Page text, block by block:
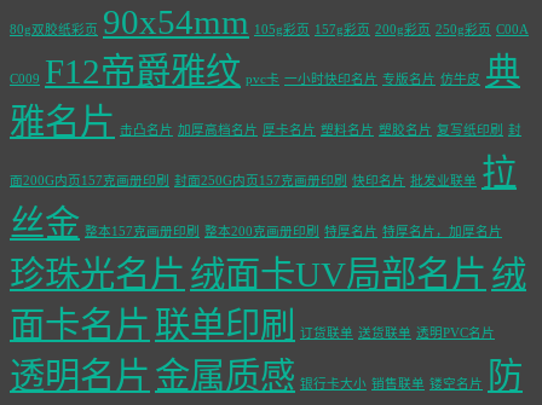
80g双胶纸彩页 90x54mm 105g彩页 157g彩页 200g彩页 250g彩页 C00A
C009 F12帝爵雅纹 pvc卡 一小时快印名片 专版名片 仿牛皮 典
雅名片 击凸名片 加厚高档名片 厚卡名片 塑料名片 塑胶名片 复写纸印刷 封
面200G内页157克画册印刷 封面250G内页157克画册印刷 快印名片 批发业联单 拉
丝金 整本157克画册印刷 整本200克画册印刷 特厚名片 特厚名片，加厚名片
珍珠光名片 绒面卡UV局部名片 绒
面卡名片 联单印刷 订货联单 送货联单 透明PVC名片
透明名片 金属质感 银行卡大小 销售联单 镂空名片
防